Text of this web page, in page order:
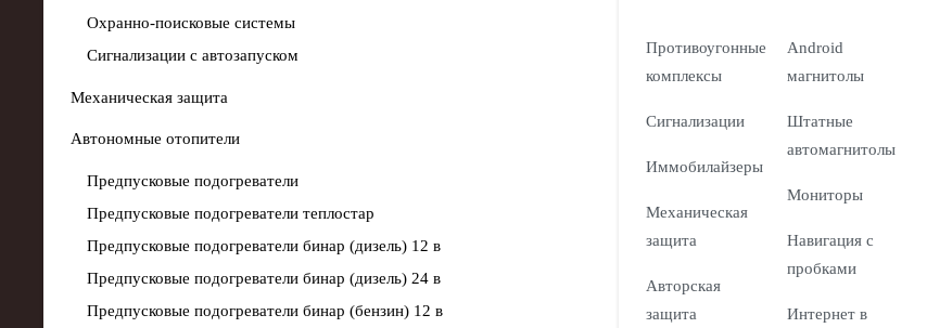
Охранно-поисковые системы
Сигнализации с автозапуском
Механическая защита
Автономные отопители
Предпусковые подогреватели
Предпусковые подогреватели теплостар
Предпусковые подогреватели бинар (дизель) 12 в
Предпусковые подогреватели бинар (дизель) 24 в
Предпусковые подогреватели бинар (бензин) 12 в
Противоугонные
комплексы
Сигнализации
Иммобилайзеры
Механическая
защита
Авторская
защита
Android
магнитолы
Штатные
автомагнитолы
Мониторы
Навигация с
пробками
Интернет в